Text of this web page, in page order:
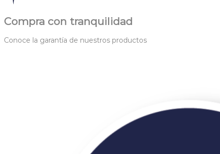
Compra con tranquilidad
Conoce la garantía de nuestros productos